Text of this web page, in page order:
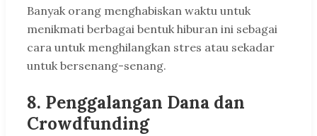
Banyak orang menghabiskan waktu untuk
menikmati berbagai bentuk hiburan ini sebagai
cara untuk menghilangkan stres atau sekadar
untuk bersenang-senang.
8. Penggalangan Dana dan
Crowdfunding